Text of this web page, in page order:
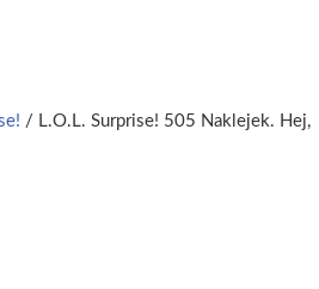
/ L.O.L. Surprise! 505 Naklejek. Hej,